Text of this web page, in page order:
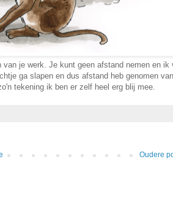
je werk. Je kunt geen afstand nemen en ik
ga slapen en dus afstand heb genomen van
tekening ik ben er zelf heel erg blij mee.
Oudere